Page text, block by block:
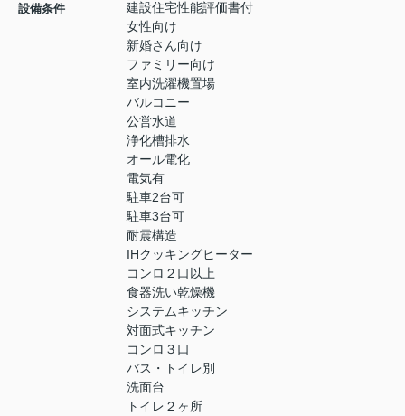
設備条件
建設住宅性能評価書付
女性向け
新婚さん向け
ファミリー向け
室内洗濯機置場
バルコニー
公営水道
浄化槽排水
オール電化
電気有
駐車2台可
駐車3台可
耐震構造
IHクッキングヒーター
コンロ２口以上
食器洗い乾燥機
システムキッチン
対面式キッチン
コンロ３口
バス・トイレ別
洗面台
トイレ２ヶ所